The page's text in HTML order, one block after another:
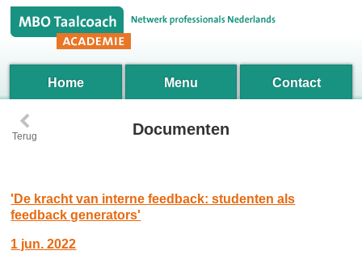
Home Menu Contact
‹
Terug Documenten
'De kracht van interne feedback: studenten als
feedback generators'
1 jun. 2022